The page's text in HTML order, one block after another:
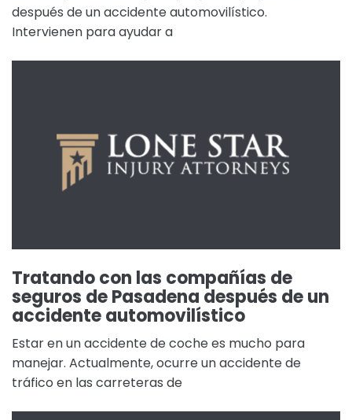
después de un accidente automovilístico.
Intervienen para ayudar a
Tratando con las compañías de
seguros de Pasadena después de un
accidente automovilístico
Estar en un accidente de coche es mucho para
manejar. Actualmente, ocurre un accidente de
tráfico en las carreteras de